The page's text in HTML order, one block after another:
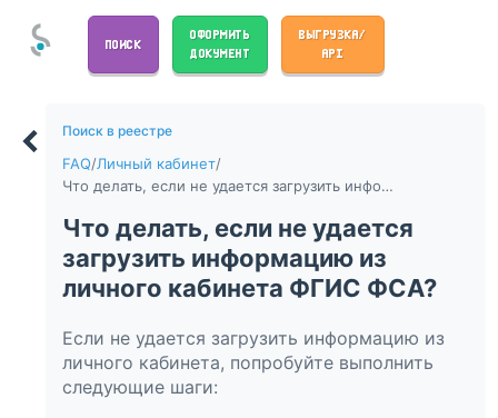
ПОИСК
ОФОРМИТЬ
ДОКУМЕНТ
ВЫГРУЗКА/
API
Поиск в реестре
FAQ/Личный кабинет/
Что делать, если не удается загрузить информацию из личного кабинета ФГИС ФСА?
Что делать, если не удается
загрузить информацию из
личного кабинета ФГИС ФСА?
Если не удается загрузить информацию из
личного кабинета, попробуйте выполнить
следующие шаги: